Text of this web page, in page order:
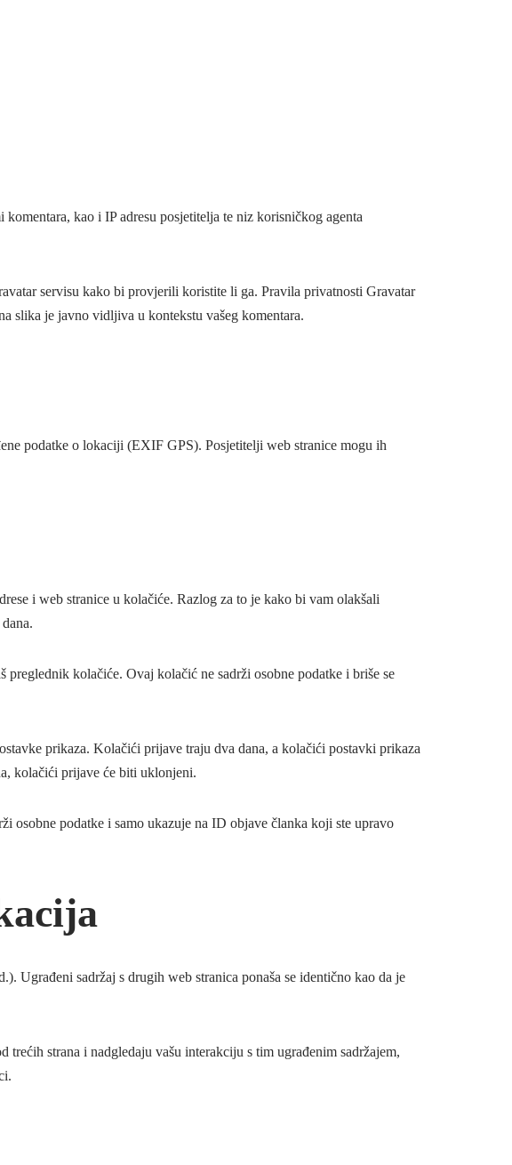
kao i IP adresu posjetitelja te niz korisničkog agenta
servisu kako bi provjerili koristite li ga. Pravila privatnosti Gravatar
slika je javno vidljiva u kontekstu vašeg komentara.
podatke o lokaciji (EXIF GPS). Posjetitelji web stranice mogu ih
i web stranice u kolačiće. Razlog za to je kako bi vam olakšali
kolačiće. Ovaj kolačić ne sadrži osobne podatke i briše se
prikaza. Kolačići prijave traju dva dana, a kolačići postavki prikaza
kolačići prijave će biti uklonjeni.
osobne podatke i samo ukazuje na ID objave članka koji ste upravo
Ugrađeni sadržaj s drugih web stranica ponaša se identično kao da je
strana i nadgledaju vašu interakciju s tim ugrađenim sadržajem,